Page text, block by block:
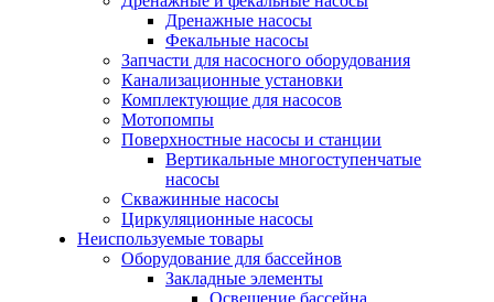
Дренажные насосы
Фекальные насосы
Запчасти для насосного оборудования
Канализационные установки
Комплектующие для насосов
Мотопомпы
Поверхностные насосы и станции
Вертикальные многоступенчатые
насосы
Скважинные насосы
Циркуляционные насосы
Неиспользуемые товары
Оборудование для бассейнов
Закладные элементы